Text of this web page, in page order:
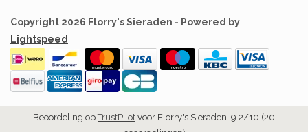
Copyright 2026 Florry's Sieraden - Powered by
Lightspeed
Beoordeling opTrustPilot voor Florry's Sieraden: 9.2/10 (20